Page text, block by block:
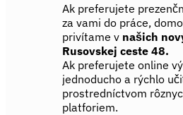
Ak preferujete
za vami do práce,
privítame v našich
Rusovskej ceste 48.
Ak preferujete online
jednoducho a rýchlo
prostredníctvom
platforiem.